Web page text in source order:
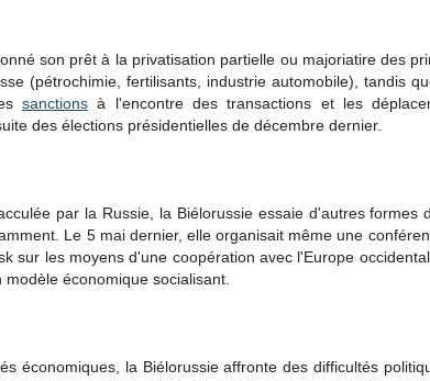
son prêt à la privatisation partielle ou majoriatire des
(pétrochimie, fertilisants, industrie automobile), tandis
sanctions à l'encontre des transactions et les
des élections présidentielles de décembre dernier.
par la Russie, la Biélorussie essaie d'autres formes
Le 5 mai dernier, elle organisait même une
sur les moyens d'une coopération avec l'Europe
économique socialisant.
économiques, la Biélorussie affronte des difficultés